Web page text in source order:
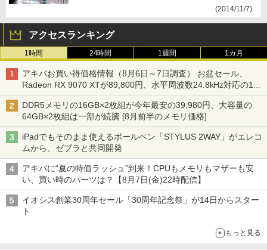
(2014/11/7)
アクセスランキング
1時間 24時間 1週間 1カ月
アキバお買い得価格情報（8月6日～7日調査） お盆セール、
Radeon RX 9070 XTが89,800円、水平周波数24.8kHz対応の17
型モニターが9,801円、暑さ指数連動セール ほか
DDR5メモリの16GB×2枚組が今年最安の39,980円、大容量の
64GB×2枚組は一部が続騰 [8月前半のメモリ価格]
iPadでもそのまま使えるボールペン「STYLUS 2WAY」がエレコ
ムから、ゼブラと共同開発
アキバに“夏の特価ラッシュ”到来！CPUもメモリもマザーも安
い、買い時のパーツは？【8月7日(金)22時配信】
イオシス創業30周年セール「30周年記念祭」が14日からスター
ト
もっと見る